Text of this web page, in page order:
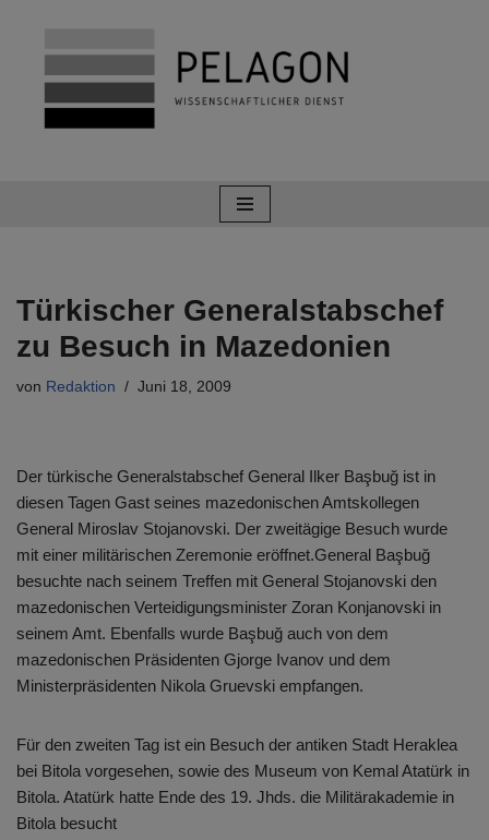
Zum
Inhalt
springen
Türkischer Generalstabschef
zu Besuch in Mazedonien
von Redaktion Juni 18, 2009
Der türkische Generalstabschef General Ilker Başbuğ ist in
diesen Tagen Gast seines mazedonischen Amtskollegen
General Miroslav Stojanovski. Der zweitägige Besuch wurde
mit einer militärischen Zeremonie eröffnet.General Başbuğ
besuchte nach seinem Treffen mit General Stojanovski den
mazedonischen Verteidigungsminister Zoran Konjanovski in
seinem Amt. Ebenfalls wurde Başbuğ auch von dem
mazedonischen Präsidenten Gjorge Ivanov und dem
Ministerpräsidenten Nikola Gruevski empfangen.
Für den zweiten Tag ist ein Besuch der antiken Stadt Heraklea
bei Bitola vorgesehen, sowie des Museum von Kemal Atatürk in
Bitola. Atatürk hatte Ende des 19. Jhds. die Militärakademie in
Bitola besucht